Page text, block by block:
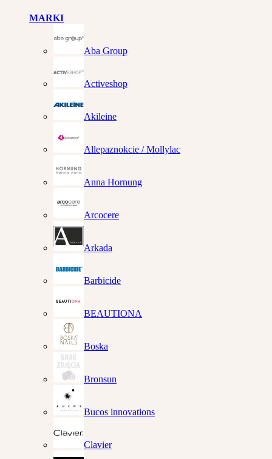
MARKI
Aba Group
Activeshop
Akileine
Allepaznokcie / Mollylac
Anna Hornung
Arcocere
Arkada
Barbicide
BEAUTIONA
Boska
Bronsun
Bucos innovations
Clavier